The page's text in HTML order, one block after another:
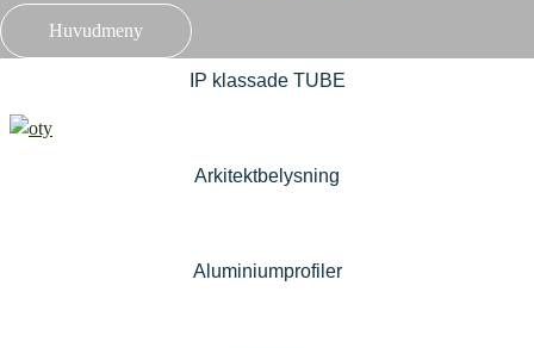
Huvudmeny
IP klassade TUBE
Arkitektbelysning
Aluminiumprofiler